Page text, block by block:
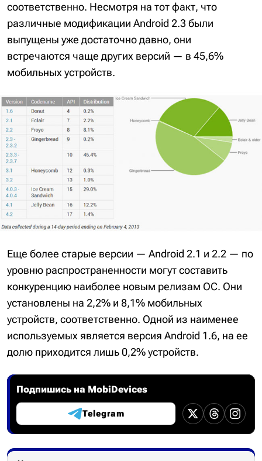
соответственно. Несмотря на тот факт, что
различные модификации Android 2.3 были
выпущены уже достаточно давно, они
встречаются чаще других версий — в 45,6%
мобильных устройств.
Еще более старые версии — Android 2.1 и 2.2 — по
уровню распространенности могут составить
конкуренцию наиболее новым релизам ОС. Они
установлены на 2,2% и 8,1% мобильных
устройств, соответственно. Одной из наименее
используемых является версия Android 1.6, на ее
долю приходится лишь 0,2% устройств.
Подпишись на MobiDevices
Telegram